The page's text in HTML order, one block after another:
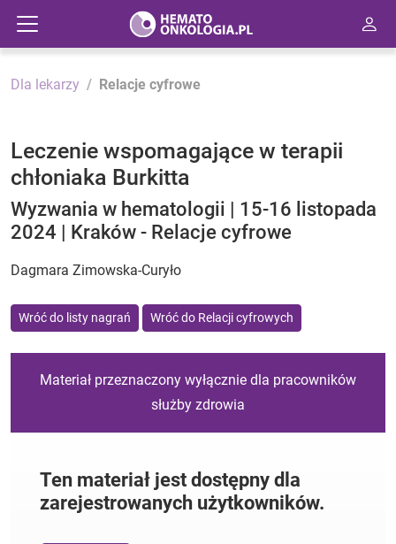
Dla lekarzy Relacje cyfrowe
Leczenie wspomagające w terapii
chłoniaka Burkitta
Wyzwania w hematologii | 15-16 listopada
2024 | Kraków - Relacje cyfrowe
Dagmara Zimowska-Curyło
Wróć do listy nagrań Wróć do Relacji cyfrowych
Materiał przeznaczony wyłącznie dla pracowników
służby zdrowia
Ten materiał jest dostępny dla
zarejestrowanych użytkowników.